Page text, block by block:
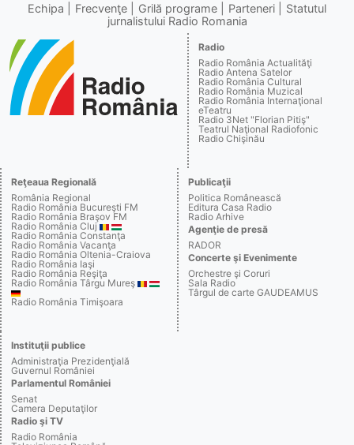
Echipa Frecvenţe Grilă programe Parteneri
Statutul
jurnalistului Radio Romania
Radio
Radio România Actualităţi
Radio Antena Satelor
Radio România Cultural
Radio România Muzical
Radio România Internaţional
eTeatru
Radio 3Net "Florian Pitiş"
Teatrul Naţional Radiofonic
Radio Chişinău
Reţeaua Regională
România Regional
Radio România Bucureşti FM
Radio România Braşov FM
Radio România Cluj
Radio România Constanţa
Radio România Vacanţa
Radio România Oltenia-Craiova
Radio România Iaşi
Radio România Reşiţa
Radio România Târgu Mureş
Radio România Timişoara
Publicaţii
Politica Românească
Editura Casa Radio
Radio Arhive
Agenţie de presă
RADOR
Concerte şi Evenimente
Orchestre şi Coruri
Sala Radio
Târgul de carte GAUDEAMUS
Instituţii publice
Administraţia Prezidenţială
Guvernul României
Parlamentul României
Senat
Camera Deputaţilor
Radio şi TV
Radio România